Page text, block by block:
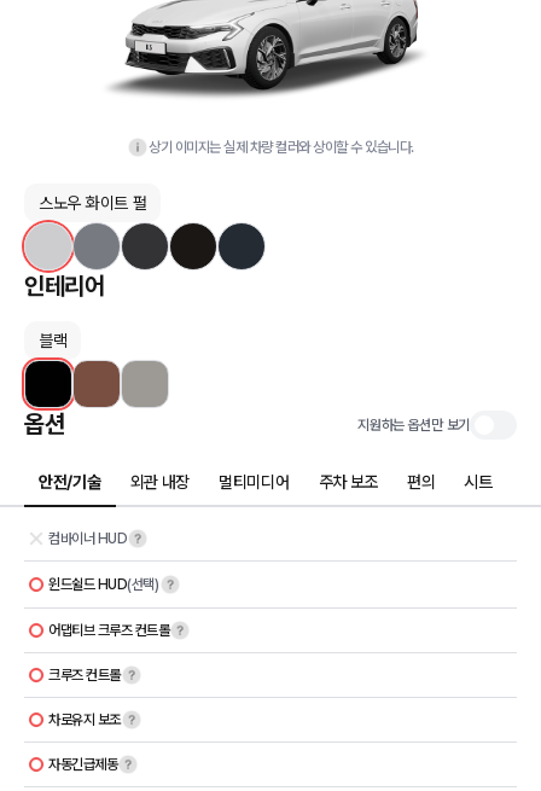
상기 이미지는 실제 차량 컬러와 상이할 수 있습니다.
스노우 화이트 펄
인테리어
블랙
옵션 지원하는 옵션만 보기
안전/기술 외관 내장 멀티미디어 주차 보조 편의 시트
컴바이너 HUD
윈드쉴드 HUD(선택)
어댑티브 크루즈 컨트롤
크루즈 컨트롤
차로유지 보조
자동긴급제동